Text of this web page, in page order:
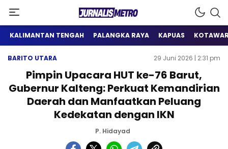
Jurnalis Metro
Satu Wadah Informasi
KALIMANTAN TENGAH PALANGKA RAYA KAPUAS
BARITO UTARA 29 Juni 2026 | 2:31 pm
Pimpin Upacara HUT ke-76 Barut,
Gubernur Kalteng: Perkuat Kemandirian
Daerah dan Manfaatkan Peluang
Kedekatan dengan IKN
P. Hidayad